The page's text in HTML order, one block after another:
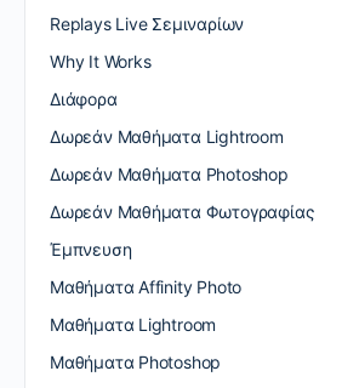
Replays Live Σεμιναρίων
Why It Works
Διάφορα
Δωρεάν Μαθήματα Lightroom
Δωρεάν Μαθήματα Photoshop
Δωρεάν Μαθήματα Φωτογραφίας
Έμπνευση
Μαθήματα Affinity Photo
Μαθήματα Lightroom
Μαθήματα Photoshop